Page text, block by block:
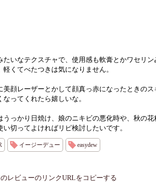
たいなテクスチャで、使用感も軟膏とかワセリン
軽くてべたつきは気になりません。
美顔レーザーとかして顔真っ赤になったときの
なってくれたら嬉しいな。
うっかり日焼け、娘のニキビの悪化時や、秋の花
い切ってよければリピ検討したいです。
イージーデュー easydew
レビューのリンクURLをコピーする